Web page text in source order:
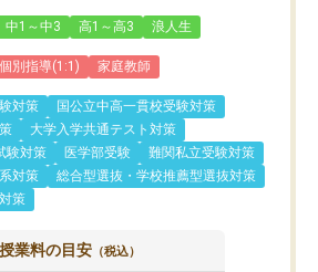
中1～中3 高1～高3 浪人生
別指導(1:1) 家庭教師
対策
国公立中高一貫校受験対策
大学入学共通テスト対策
験対策
医学部受験
難関私立受験対策
対策
総合型選抜・学校推薦型選抜対策
策
授業料の目安 （税込）